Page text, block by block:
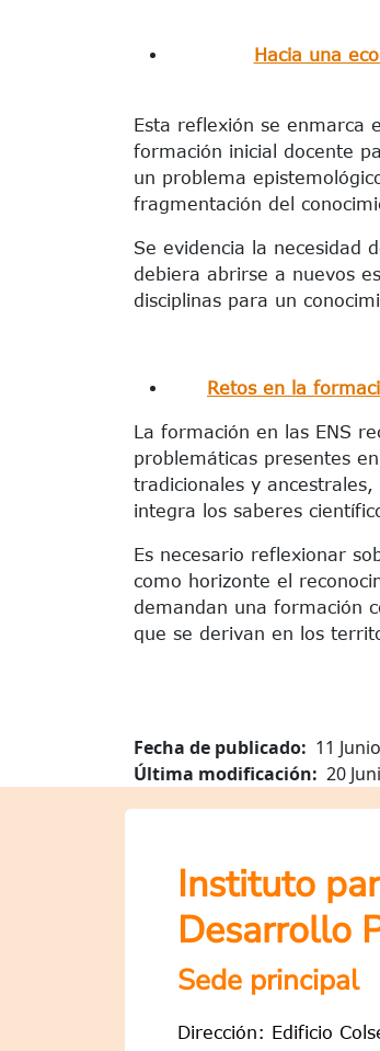
Hacia una
Esta reflexión se enmarca
formación inicial docente
un problema
fragmentación del
Se evidencia la necesidad
debiera abrirse a nuevos
disciplinas para un
Retos en la
La formación en las ENS
problemáticas presentes
tradicionales y
integra los saberes
Es necesario reflexionar
como horizonte el
demandan una formación
que se derivan en los
Fecha de publicado
11
Última modificación
20
Instituto
Desarrollo
Sede principal
Dirección: Edificio